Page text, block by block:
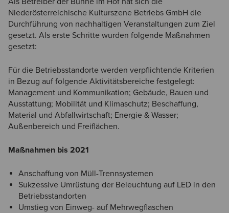
Niederösterreichische Kulturszene Betriebs GmbH die
Durchführung von nachhaltigen Veranstaltungen zum Ziel
gesetzt. Als erste Schritte wurden folgende Maßnahmen
gesetzt:
Für die Betriebsstandorte werden verpflichtende Kriterien
in Bezug auf folgende Aktivitätsbereiche festgelegt:
Management und Kommunikation; Gebäude, Bauen und
Ausstattung; Mobilität und Klimaschutz; Beschaffung,
Material und Abfallwirtschaft; Energie & Wasser;
Außenbereich und Freiflächen.
Maßnahmen bis 2021
Anschaffung von Müll-Trennsystemen
Sukzessive Umrüstung der Beleuchtung auf LED in den
Betriebsstandorten
Umstieg von Einweg- auf Mehrwegflaschen